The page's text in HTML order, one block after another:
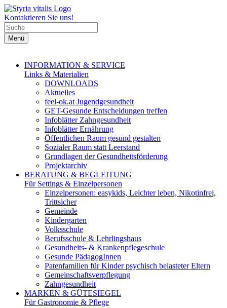
Kontaktieren Sie uns!
Menü
INFORMATION & SERVICE
Links & Materialien
DOWNLOADS
Aktuelles
feel-ok.at Jugendgesundheit
GET-Gesunde Entscheidungen treffen
Infoblätter Zahngesundheit
Infoblätter Ernährung
Öffentlichen Raum gesund gestalten
Sozialer Raum statt Leerstand
Grundlagen der Gesundheitsförderung
Projektarchiv
BERATUNG & BEGLEITUNG
Für Settings & Einzelpersonen
Einzelpersonen: easykids, Leichter leben, Nikotinfrei,
Trittsicher
Gemeinde
Kindergarten
Volksschule
Berufsschule & Lehrlingshaus
Gesundheits- & Krankenpflegeschule
Gesunde PädagogInnen
Patenfamilien für Kinder psychisch belasteter Eltern
Gemeinschaftsverpflegung
Zahngesundheit
MARKEN & GÜTESIEGEL
Für Gastronomie & Pflege